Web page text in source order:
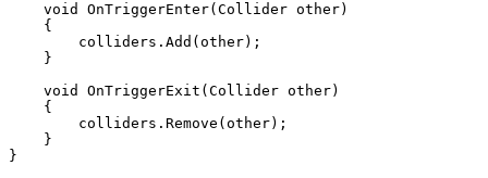
    void OnTriggerEnter(Collider other)
    {
        colliders.Add(other);
    }
    void OnTriggerExit(Collider other)
    {
        colliders.Remove(other);
    }